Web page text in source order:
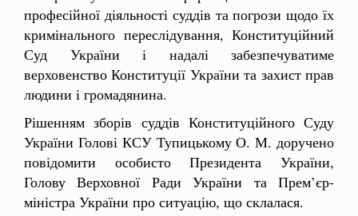
професійної діяльності суддів та погрози щодо їх
кримінального переслідування, Конституційний
Суд України і надалі забезпечуватиме
верховенство Конституції України та захист прав
людини і громадянина.
Рішенням зборів суддів Конституційного Суду
України Голові КСУ Тупицькому О. М. доручено
повідомити особисто Президента України,
Голову Верховної Ради України та Прем’єр-
міністра України про ситуацію, що склалася.